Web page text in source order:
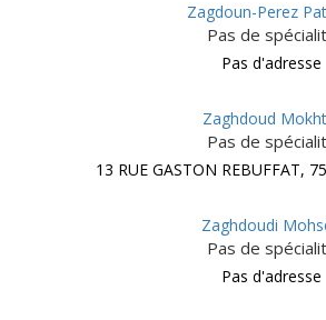
Zagdoun-Perez
Pas de
Pas d'adresse
Zaghdoud
Pas de
13 RUE GASTON REBUFFAT,
Zaghdoudi
Pas de
Pas d'adresse